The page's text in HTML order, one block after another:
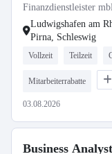
Finanzdienstleister
Ludwigshafen am
Pirna, Schleswig
Vollzeit Teilzeit
Mitarbeiterrabatte
03.08.2026
Business